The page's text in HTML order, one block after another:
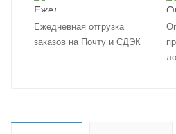
Ежедневная отгрузка
заказов на Почту и СДЭК